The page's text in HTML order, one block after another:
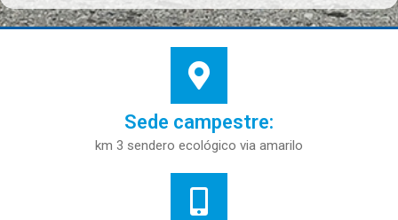
Sede campestre:
km 3 sendero ecológico via amarilo